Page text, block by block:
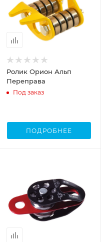
Ролик Орион Альп
Переправа
Под заказ
ПОДРОБНЕЕ